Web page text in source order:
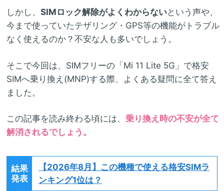
しかし、 SIMロック解除がよくわからないという声や、
今まで使っていたテザリング・GPS等の機能がトラブル
なく使えるのか？不安な人も多いでしょう。
そこで今回は、SIMフリーの「Mi 11 Lite 5G」で格安
SIMへ乗り換え(MNP)する際、よくある疑問に全て答え
ました。
この記事を読み終わる頃には、 乗り換え時の不安が全て
解消されるでしょう。
結果
発表
【2026年8月】 この機種で使える格安SIMラ
ンキング1位は？